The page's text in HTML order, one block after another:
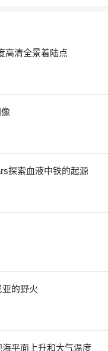
高清全景着陆点
探索血液中铁的起源
的野火
平面上升和大气温度